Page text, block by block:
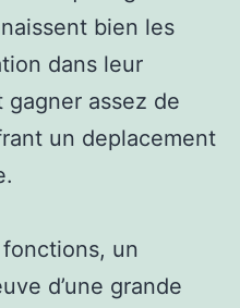
bien les
dans leur
assez de
un deplacement
fonctions, un
d’une grande